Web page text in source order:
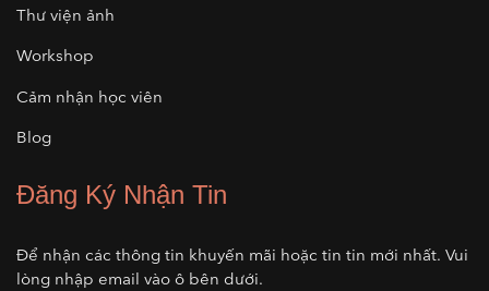
Thư viện ảnh
Workshop
Cảm nhận học viên
Blog
Đăng Ký Nhận Tin
Để nhận các thông tin khuyến mãi hoặc tin tin mới nhất. Vui
lòng nhập email vào ô bên dưới.